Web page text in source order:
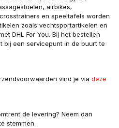
airbikes,
en speeltafels worden
zoals vechtsportartikelen en
DHL For You. Bij het bestellen
bij een servicepunt in de buurt te
vind je via deze
de levering? Neem dan
stemmen.